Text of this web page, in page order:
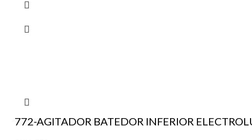
772-AGITADOR BATEDOR INFERIOR